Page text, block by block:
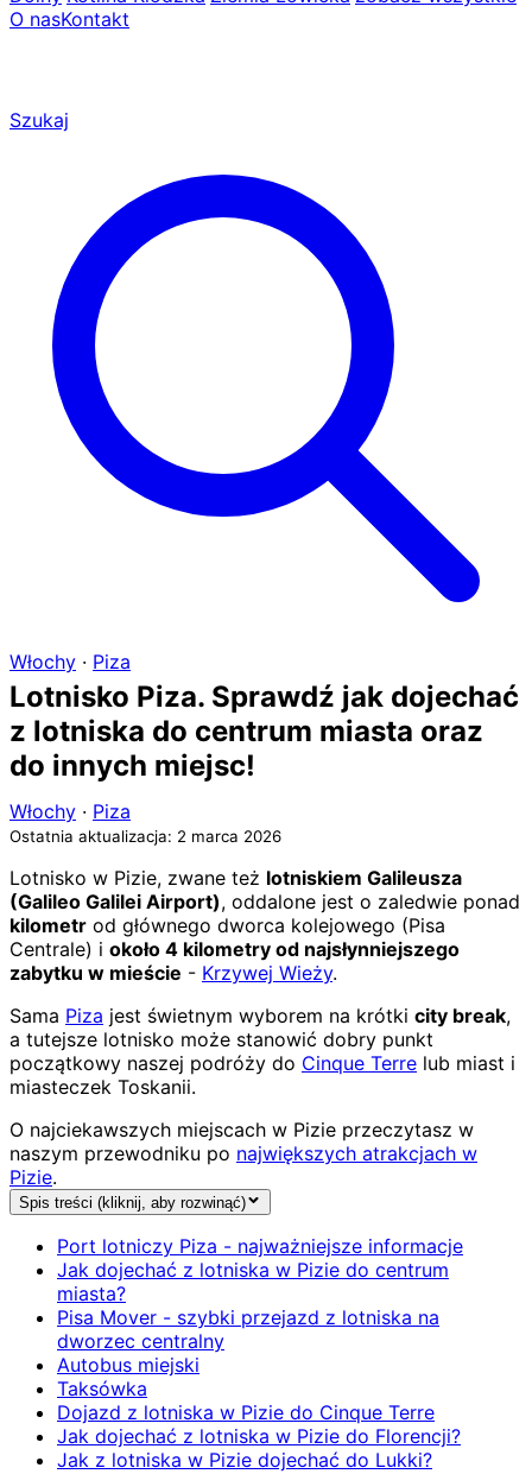
O nasKontakt
Szukaj
Włochy · Piza
Lotnisko Piza. Sprawdź jak dojechać
z lotniska do centrum miasta oraz
do innych miejsc!
Włochy · Piza
Ostatnia aktualizacja: 2 marca 2026
Lotnisko w Pizie, zwane też lotniskiem Galileusza
(Galileo Galilei Airport), oddalone jest o zaledwie ponad
kilometr od głównego dworca kolejowego (Pisa
Centrale) i około 4 kilometry od najsłynniejszego
zabytku w mieście - Krzywej Wieży.
Sama Piza jest świetnym wyborem na krótki city break,
a tutejsze lotnisko może stanowić dobry punkt
początkowy naszej podróży do Cinque Terre lub miast i
miasteczek Toskanii.
O najciekawszych miejscach w Pizie przeczytasz w
naszym przewodniku po największych atrakcjach w
Pizie.
Spis treści (kliknij, aby rozwinąć)
Port lotniczy Piza - najważniejsze informacje
Jak dojechać z lotniska w Pizie do centrum
miasta?
Pisa Mover - szybki przejazd z lotniska na
dworzec centralny
Autobus miejski
Taksówka
Dojazd z lotniska w Pizie do Cinque Terre
Jak dojechać z lotniska w Pizie do Florencji?
Jak z lotniska w Pizie dojechać do Lukki?